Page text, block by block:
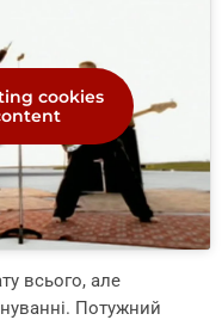
cookies
всього, але
Потужний